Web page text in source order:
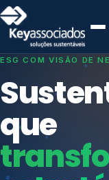
SISTEMAS DE
protege
Índices de Mercado